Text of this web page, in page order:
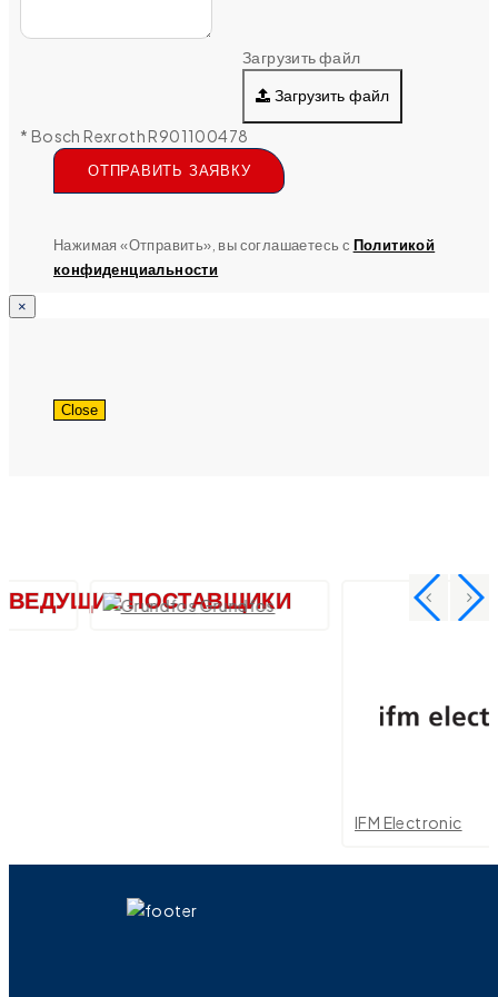
Загрузить файл
Загрузить файл
* Bosch Rexroth R901100478
ОТПРАВИТЬ ЗАЯВКУ
Нажимая «Отправить», вы соглашаетесь с Политикой
конфиденциальности
×
Close
ВЕДУЩИЕ ПОСТАВЩИКИ
Grundfos
IFM Electronic